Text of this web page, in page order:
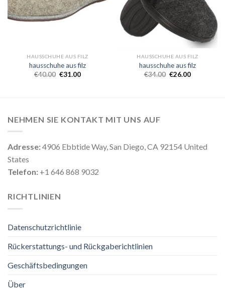
HAUSSCHUHE AUS FILZ
hausschuhe aus filz
€40.00 €31.00
HAUSSCHUHE AUS FILZ
hausschuhe aus filz
€34.00 €26.00
NEHMEN SIE KONTAKT MIT UNS AUF
Adresse:4906 Ebbtide Way, San Diego, CA 92154 United
States
Telefon: +1 646 868 9032
RICHTLINIEN
Datenschutzrichtlinie
Rückerstattungs- und Rückgaberichtlinien
Geschäftsbedingungen
Über